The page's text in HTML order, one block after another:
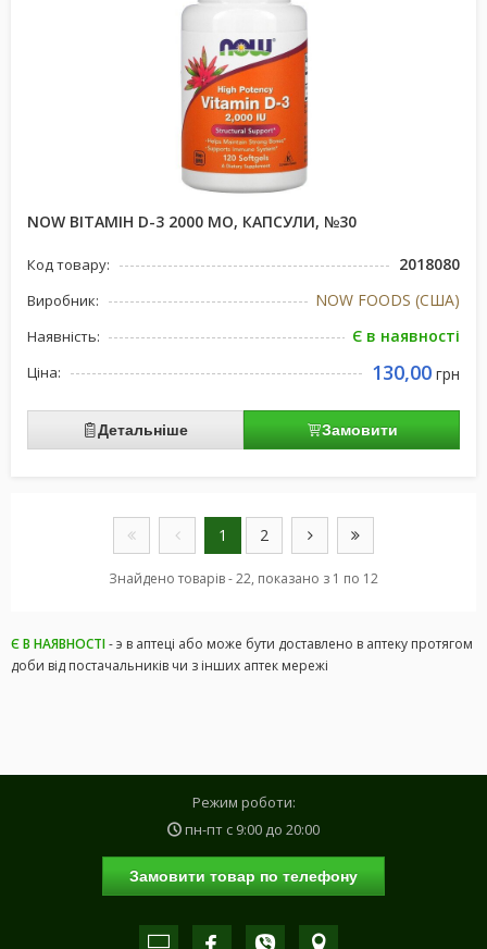
NOW ВІТАМІН D-3 2000 МО, КАПСУЛИ, №30
Код товару: 2018080
Виробник: NOW FOODS (США)
Наявність: Є в наявності
Ціна: 130,00 грн
Детальніше Замовити
1 2
Знайдено товарів - 22, показано з 1 по 12
Є В НАЯВНОСТІ- э в аптеці або може бути доставлено в аптеку протягом
доби від постачальників чи з інших аптек мережі
Режим роботи:
пн-пт с 9:00 до 20:00
Замовити товар по телефону